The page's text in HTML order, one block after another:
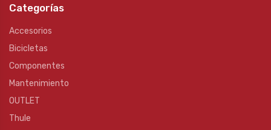
Categorías
Accesorios
Bicicletas
Componentes
Mantenimiento
OUTLET
Thule